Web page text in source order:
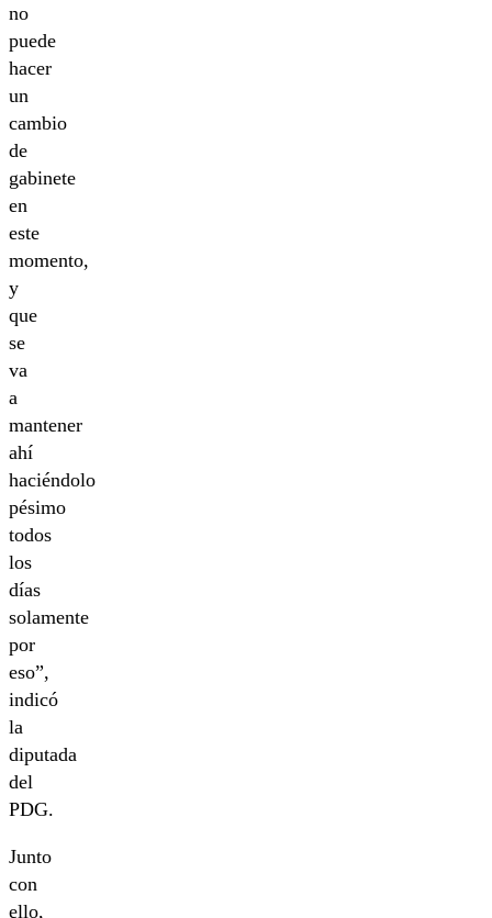
no
puede
hacer
un
cambio
de
gabinete
en
este
momento,
y
que
se
va
a
mantener
ahí
haciéndolo
pésimo
todos
los
días
solamente
por
eso”,
indicó
la
diputada
del
PDG.
Junto
con
ello,